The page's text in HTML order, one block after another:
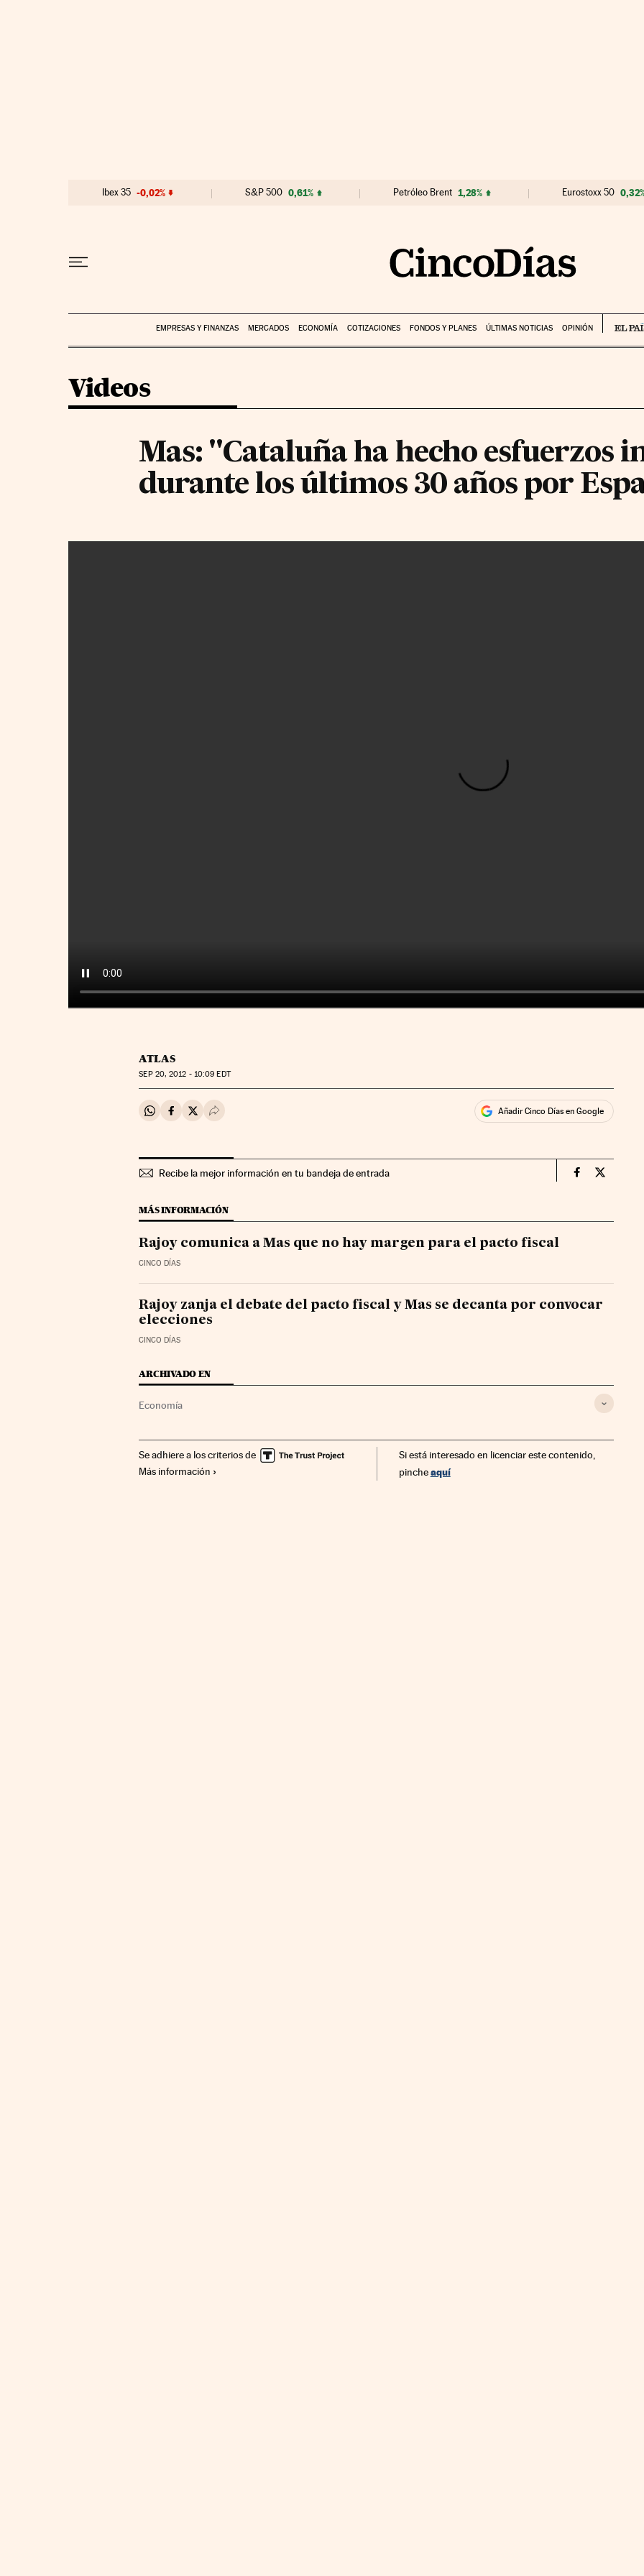
Ibex 35 -0,02% S&P 500 0,61% Petróleo Brent 1,28% Eurostoxx 50
EMPRESAS Y FINANZAS MERCADOS ECONOMÍA COTIZACIONES FONDOS Y PLANES ÚLTIMAS NOTICIAS OPINIÓN
Videos
Mas: "Cataluña ha hecho esfuerzos
durante los últimos 30 años por
ATLAS
SEP20, 2012 - 10:09 EDT
Compartir en Whatsapp
Compartir en Facebook
Compartir en Twitter
Desplegar Redes Sociales Añadir Cinco Días en Google
Recibe la mejor información en tu bandeja de entrada Videos Cinco
Videos
MÁS INFORMACIÓN
Rajoy comunica a Mas que no hay margen para el pacto fiscal
CINCO DÍAS
Rajoy zanja el debate del pacto fiscal y Mas se decanta por convocar
elecciones
CINCO DÍAS
ARCHIVADO EN
Economía
Se adhiere a los criterios de
Más información
Si está interesado en licenciar este contenido,
pincheaquí